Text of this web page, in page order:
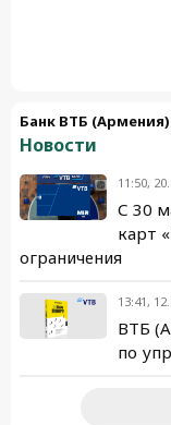
Банк ВТБ (Армения)
Новости
11:50,
С 30
карт
ограничения
13:41,
ВТБ
по